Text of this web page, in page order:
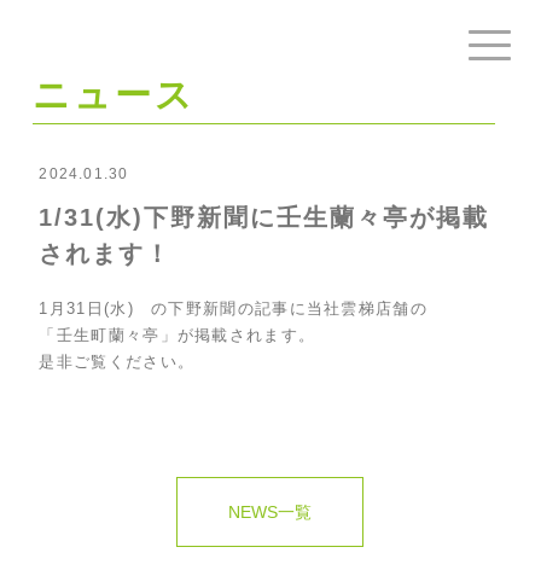
ニュース
2024.01.30
1/31(水)下野新聞に壬生蘭々亭が掲載
されます！
1月31日(水) の下野新聞の記事に当社雲梯店舗の
「壬生町蘭々亭」が掲載されます。
是非ご覧ください。
NEWS一覧